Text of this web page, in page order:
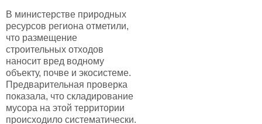
В министерстве природных
ресурсов региона отметили,
что размещение
строительных отходов
наносит вред водному
объекту, почве и экосистеме.
Предварительная проверка
показала, что складирование
мусора на этой территории
происходило систематически.